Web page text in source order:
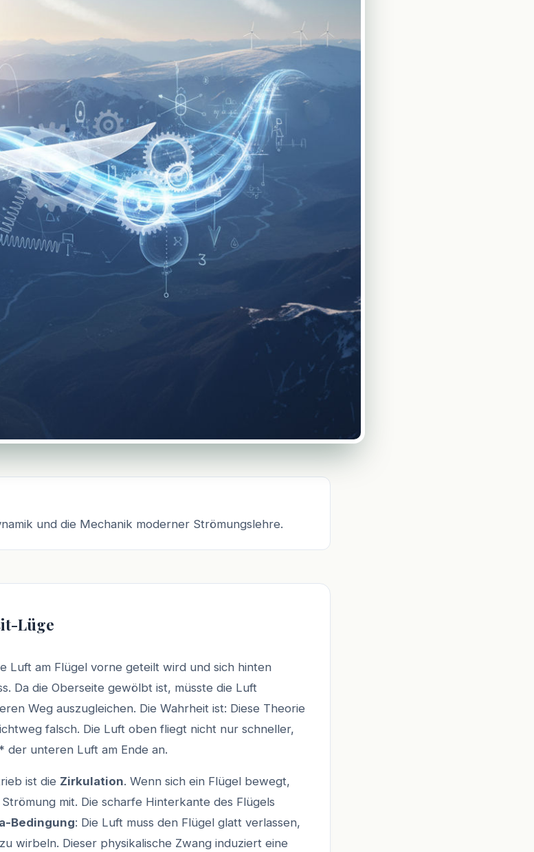
und die Mechanik moderner Strömungslehre.
Lüge
Luft am Flügel vorne geteilt wird und sich hinten
Da die Oberseite gewölbt ist, müsste die Luft
Weg auszugleichen. Die Wahrheit ist: Diese Theorie
falsch. Die Luft oben fliegt nicht nur schneller,
der unteren Luft am Ende an.
ist die Zirkulation. Wenn sich ein Flügel bewegt,
mit. Die scharfe Hinterkante des Flügels
Bedingung: Die Luft muss den Flügel glatt verlassen,
wirbeln. Dieser physikalische Zwang induziert eine